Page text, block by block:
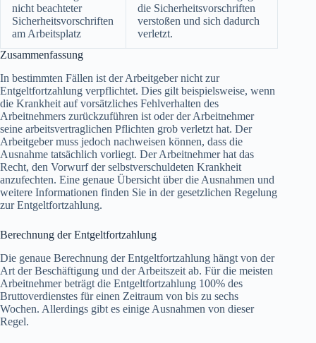
nicht beachteter
Sicherheitsvorschriften
am Arbeitsplatz
die Sicherheitsvorschriften
verstoßen und sich dadurch
verletzt.
Zusammenfassung
In bestimmten Fällen ist der Arbeitgeber nicht zur
Entgeltfortzahlung verpflichtet. Dies gilt beispielsweise, wenn
die Krankheit auf vorsätzliches Fehlverhalten des
Arbeitnehmers zurückzuführen ist oder der Arbeitnehmer
seine arbeitsvertraglichen Pflichten grob verletzt hat. Der
Arbeitgeber muss jedoch nachweisen können, dass die
Ausnahme tatsächlich vorliegt. Der Arbeitnehmer hat das
Recht, den Vorwurf der selbstverschuldeten Krankheit
anzufechten. Eine genaue Übersicht über die Ausnahmen und
weitere Informationen finden Sie in der gesetzlichen Regelung
zur Entgeltfortzahlung.
Berechnung der Entgeltfortzahlung
Die genaue Berechnung der Entgeltfortzahlung hängt von der
Art der Beschäftigung und der Arbeitszeit ab. Für die meisten
Arbeitnehmer beträgt die Entgeltfortzahlung 100% des
Bruttoverdienstes für einen Zeitraum von bis zu sechs
Wochen. Allerdings gibt es einige Ausnahmen von dieser
Regel.